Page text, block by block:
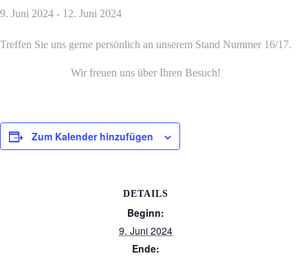
9. Juni 2024 - 12. Juni 2024
Treffen Sie uns gerne persönlich an unserem Stand Nummer 16/17.
Wir freuen uns über Ihren Besuch!
Zum Kalender hinzufügen
DETAILS
Beginn:
9. Juni 2024
Ende: